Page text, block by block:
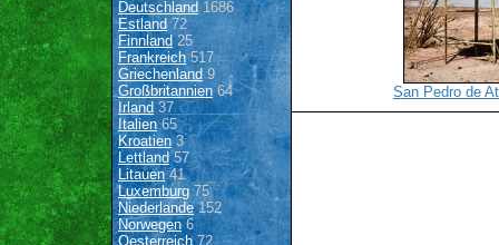
Deutschland 1686
Estland 72
Finnland 25
Frankreich517
Griechenland9
Großbritannien64
Irland 37
Italien65
Kroatien3
Lettland57
Litauen41
Luxemburg 75
Niederlande152
Norwegen6
Oesterreich72
San Pedro de